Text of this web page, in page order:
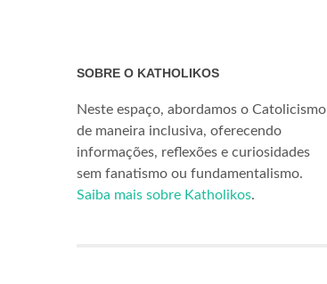
SOBRE O KATHOLIKOS
Neste espaço, abordamos o Catolicismo
de maneira inclusiva, oferecendo
informações, reflexões e curiosidades
sem fanatismo ou fundamentalismo.
Saiba mais sobre Katholikos.